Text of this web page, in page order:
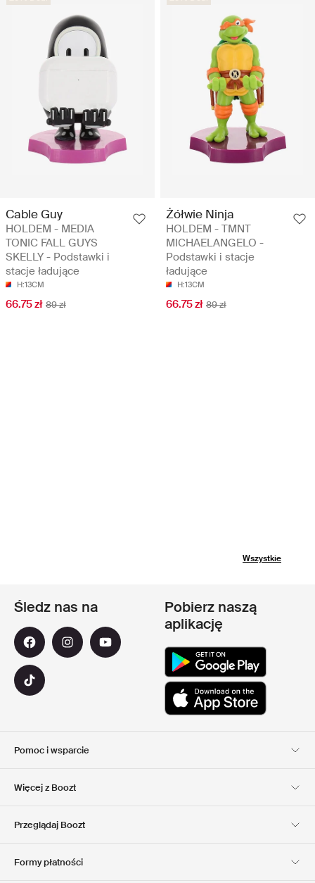
Cable Guy
HOLDEM - MEDIA
TONIC FALL GUYS
SKELLY - Podstawki i
stacje ładujące
H:13CM
66.75 zł 89 zł
Żółwie Ninja
HOLDEM - TMNT
MICHAELANGELO -
Podstawki i stacje
ładujące
H:13CM
66.75 zł 89 zł
Wszystkie
Pomoc i wsparcie
Więcej z Boozt
Przeglądaj Boozt
Śledz nas na
Pobierz naszą
aplikację
Formy płatności